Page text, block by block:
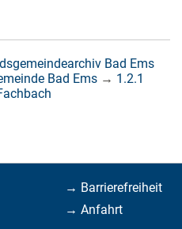
Bad Ems
Bad Ems → 1.2.1
→ Barrierefreiheit
→ Anfahrt